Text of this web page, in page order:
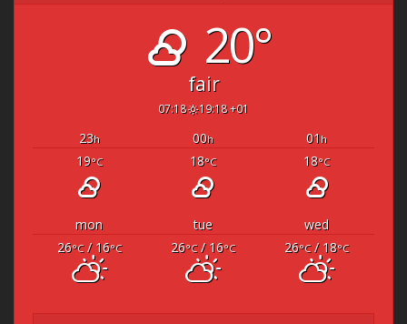
20°
fair
07:18 19:18 +01
23h 00h 01 h
19°C 18°C 18°C
mon tue
wed
26°C/ 16°C 26°C/ 16°C 26°C/ 18°C